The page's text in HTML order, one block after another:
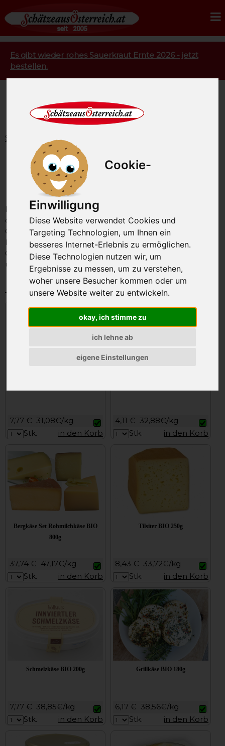
Cookie-
Einwilligung
Diese Website verwendet Cookies und
Targeting Technologien, um Ihnen ein
besseres Internet-Erlebnis zu ermöglichen.
Diese Technologien nutzen wir, um
Ergebnisse zu messen, um zu verstehen,
woher unsere Besucher kommen oder um
unsere Website weiter zu entwickeln.
okay, ich stimme zu
ich lehne ab
eigene Einstellungen
Es gibt wieder rohes Sauerkraut Ernte 2026 - jetzt
bestellen.
Startseite Rohmilchkäse
Bio Käse aus kleinen
Hofkäsereien
Käse in hervorragender Bio Qualität aus der Avantgarde
der österreichischen Hofkäsereien. Ausgesuchte Bio
Gaumenfreuden beweisen eindrucksvoll die Hohe
Kunst der Käsemacher. Wenn auch Sie auf den
Geschmack kommen wollen haben Sie bei uns eine
unglaubliche Vielfalt an Bio Käse zur Auswahl.
Käse BIO
7,77 € 31,08€/kg
Stk.
in den Korb
4,11 € 32,88€/kg
Stk.
in den Korb
Bergkäse Set Rohmilchkäse BIO
800g
37,74 € 47,17€/kg
Stk.
in den Korb
Tilsiter BIO 250g
8,43 € 33,72€/kg
Stk.
in den Korb
Schmelzkäse BIO 200g
7,77 € 38,85€/kg
Stk.
in den Korb
Grillkäse BIO 180g
6,17 € 38,56€/kg
Stk.
in den Korb